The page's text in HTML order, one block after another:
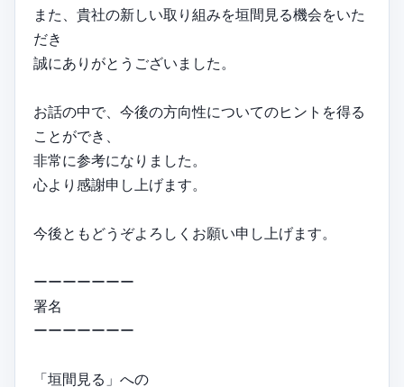
また、貴社の新しい取り組みを垣間見る機会をいた
だき
誠にありがとうございました。
お話の中で、今後の方向性についてのヒントを得る
ことができ、
非常に参考になりました。
心より感謝申し上げます。
今後ともどうぞよろしくお願い申し上げます。
ーーーーーーー
署名
ーーーーーーー
「垣間見る」への